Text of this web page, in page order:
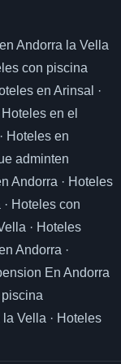
Andorra la Vella
con piscina
en Arinsal
·
Hoteles en el
· Hoteles en
adminten
Andorra · Hoteles
· Hoteles con
· Hoteles
Andorra ·
En Andorra
la Vella · Hoteles